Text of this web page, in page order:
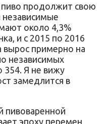
продолжит свою
независимые
около 4,3%
и с 2015 по 2016
вырос примерно на
независимых
354. Я не вижу
замедлится в
пивоваренной
эпоху перемен,